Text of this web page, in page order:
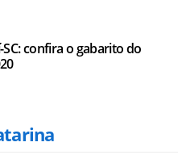
confira o gabarito do